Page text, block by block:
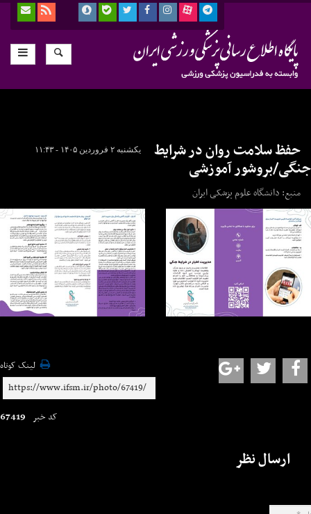
یکشنبه ۲ فروردین ۱۴۰۵ - ۱۱:۴۳ حفظ سلامت روان در شرایط
جنگی/بروشور آموزشی
منبع: دانشگاه علوم پزشکی ایران
لینک کوتاه
کد خبر 67419
ارسال نظر